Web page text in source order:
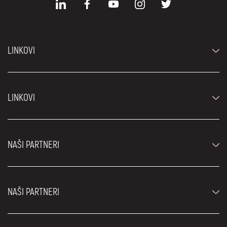
LINKOVI
Luksuzni automobili
Cene
LINKOVI
Blog
O nama
NAŠI PARTNERI
Rent a car Beograd Royal
NAŠI PARTNERI